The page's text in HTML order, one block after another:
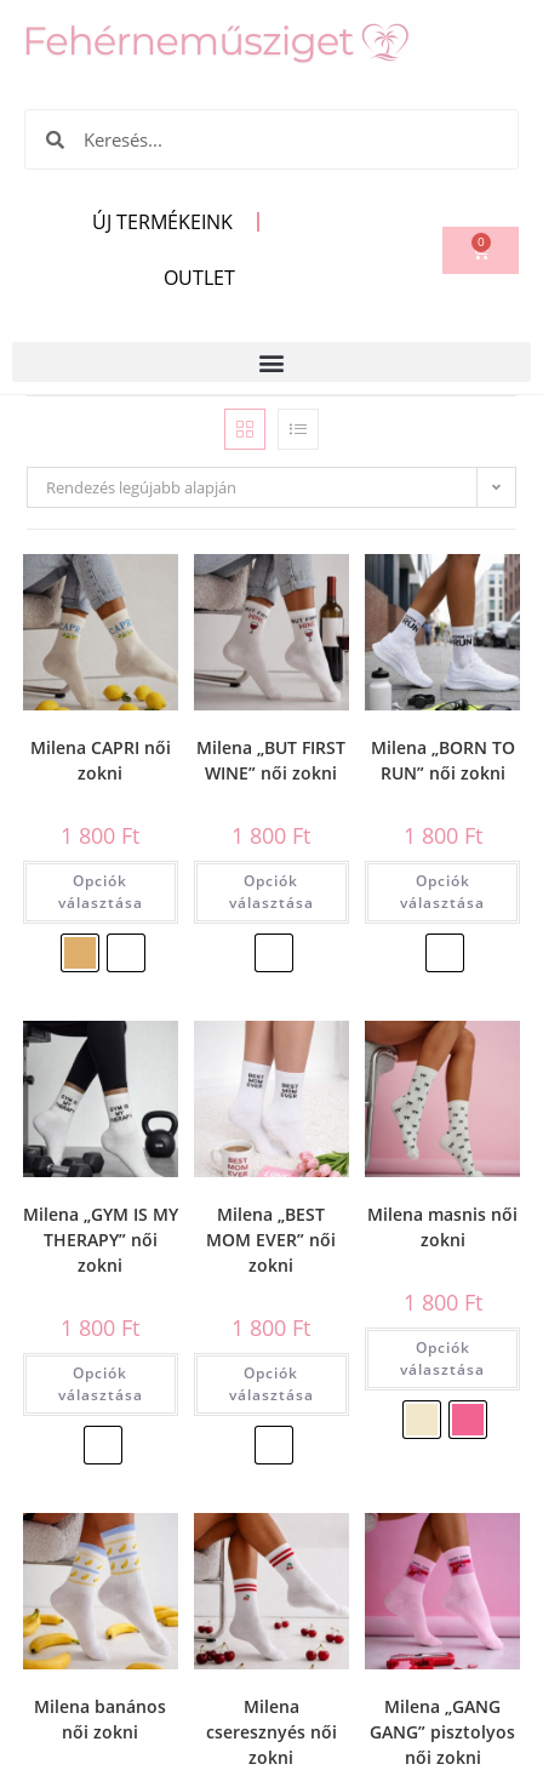
ÚJ TERMÉKEINK
OUTLET
0
Rendezés legújabb alapján
Milena CAPRI női
zokni
1 800 Ft
Opciók
választása
Milena „BUT FIRST
WINE” női zokni
1 800 Ft
Opciók
választása
Milena „BORN TO
RUN” női zokni
1 800 Ft
Opciók
választása
Milena „GYM IS MY
THERAPY” női
zokni
1 800 Ft
Opciók
választása
Milena „BEST
MOM EVER” női
zokni
1 800 Ft
Opciók
választása
Milena masnis női
zokni
1 800 Ft
Opciók
választása
Milena banános
női zokni
Milena
cseresznyés női
zokni
Milena „GANG
GANG” pisztolyos
női zokni